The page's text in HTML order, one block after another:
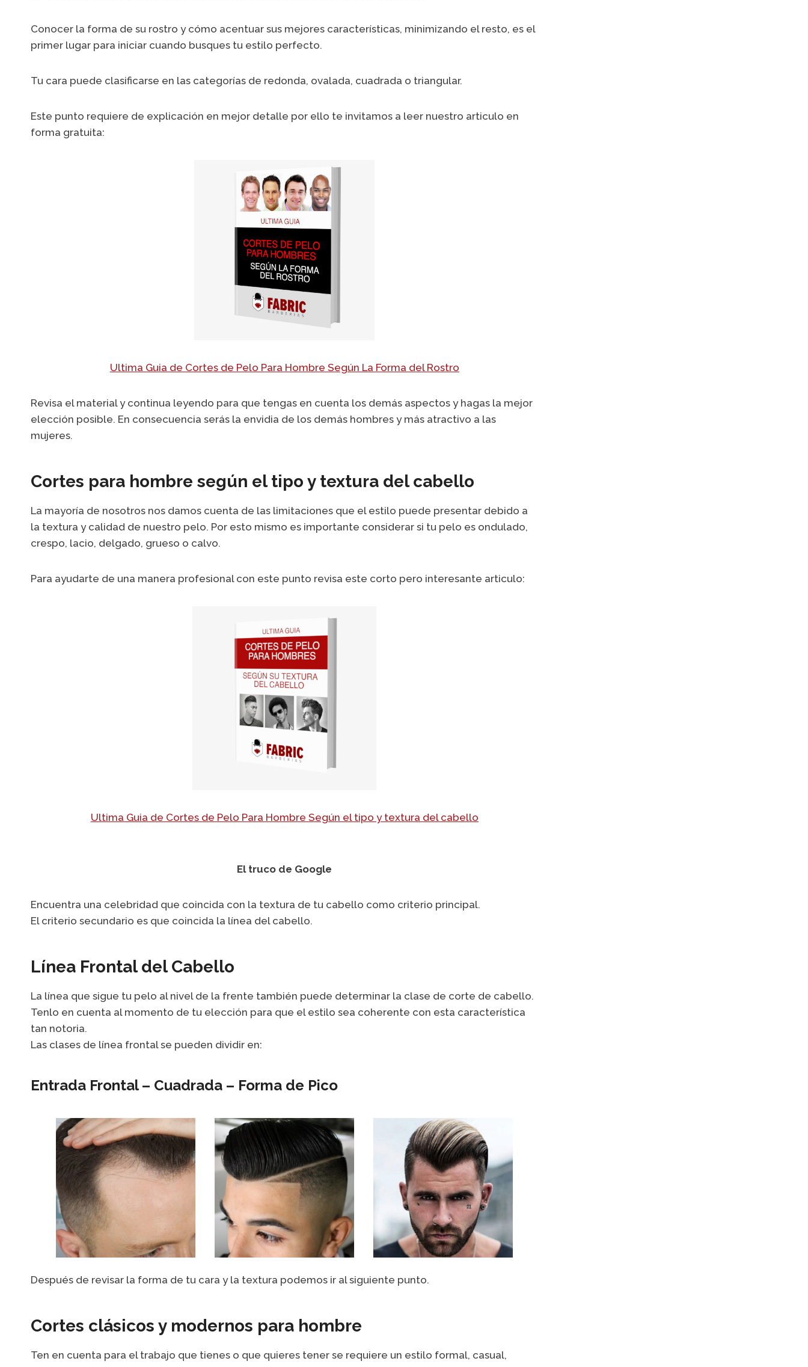
Conocer la forma de su rostro y cómo acentuar sus mejores características, minimizando el resto, es el
primer lugar para iniciar cuando busques tu estilo perfecto.
Tu cara puede clasificarse en las categorías de redonda, ovalada, cuadrada o triangular.
Este punto requiere de explicación en mejor detalle por ello te invitamos a leer nuestro articulo en
forma gratuita:
Ultima Guia de Cortes de Pelo Para Hombre Según La Forma del Rostro
Revisa el material y continua leyendo para que tengas en cuenta los demás aspectos y hagas la mejor
elección posible. En consecuencia serás la envidia de los demás hombres y más atractivo a las
mujeres.
Cortes para hombre según el tipo y textura del cabello
La mayoría de nosotros nos damos cuenta de las limitaciones que el estilo puede presentar debido a
la textura y calidad de nuestro pelo. Por esto mismo es importante considerar si tu pelo es ondulado,
crespo, lacio, delgado, grueso o calvo.
Para ayudarte de una manera profesional con este punto revisa este corto pero interesante articulo:
Ultima Guia de Cortes de Pelo Para Hombre Según el tipo y textura del cabello
El truco de Google
Encuentra una celebridad que coincida con la textura de tu cabello como criterio principal.
El criterio secundario es que coincida la línea del cabello.
Línea Frontal del Cabello
La línea que sigue tu pelo al nivel de la frente también puede determinar la clase de corte de cabello.
Tenlo en cuenta al momento de tu elección para que el estilo sea coherente con esta característica
tan notoria.
Las clases de línea frontal se pueden dividir en:
Entrada Frontal – Cuadrada – Forma de Pico
Después de revisar la forma de tu cara y la textura podemos ir al siguiente punto.
Cortes clásicos y modernos para hombre
Ten en cuenta para el trabajo que tienes o que quieres tener se requiere un estilo formal, casual,